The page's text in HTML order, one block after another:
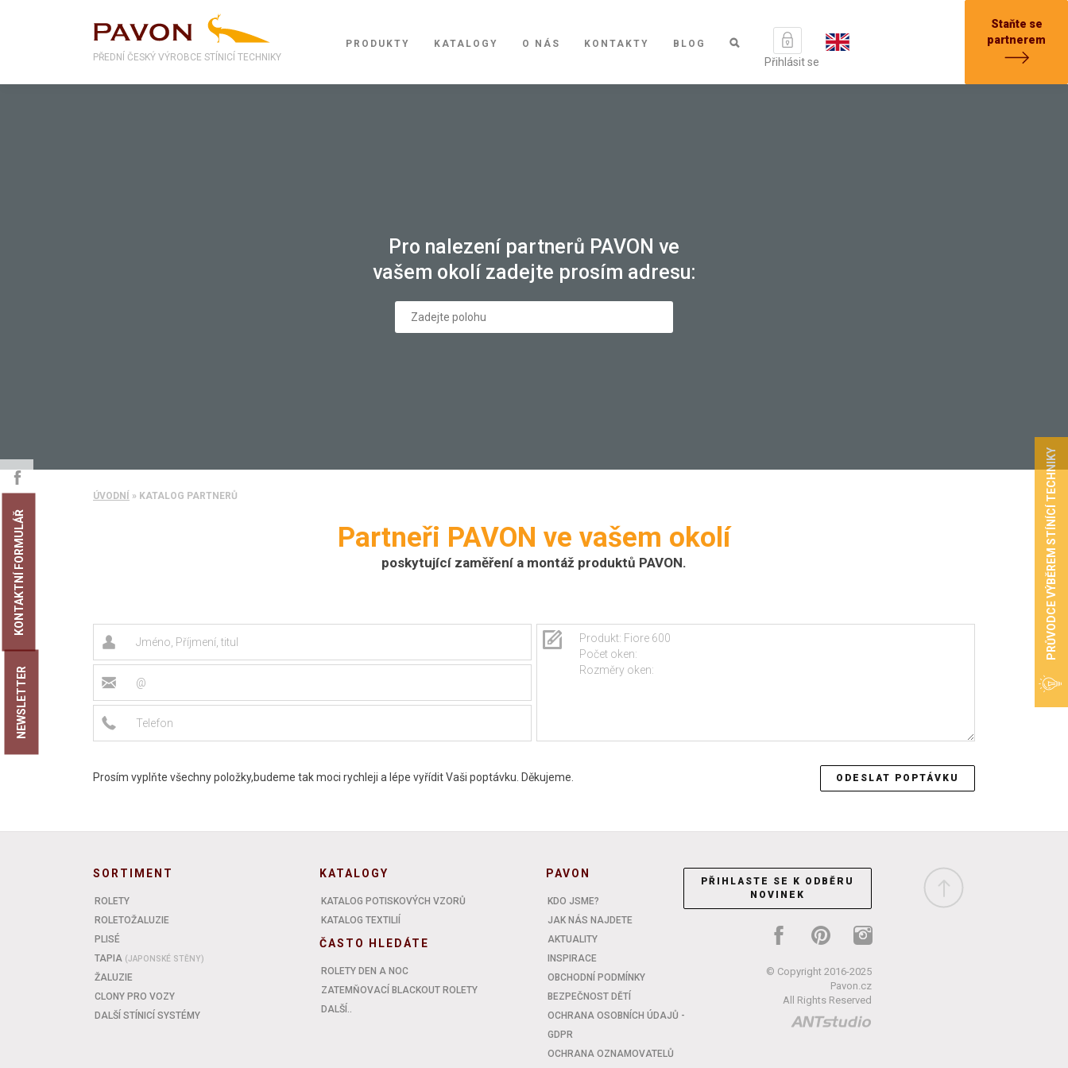
Staňte se
partnerem
PŘEDNÍ ČESKÝ VÝROBCE STÍNICÍ TECHNIKY
PRODUKTY KATALOGY O NÁS KONTAKTY BLOG
Přihlásit se
Pro nalezení partnerů PAVON ve
vašem okolí zadejte prosím adresu:
ÚVODNÍ » KATALOG PARTNERŮ
Partneři PAVON ve vašem okolí
poskytující zaměření a montáž produktů PAVON.
Prosím vyplňte všechny položky,budeme tak moci rychleji a lépe vyřídit Vaši poptávku. Děkujeme.
SORTIMENT
ROLETY
ROLETOŽALUZIE
PLISÉ
TAPIA (JAPONSKÉ STĚNY)
ŽALUZIE
CLONY PRO VOZY
DALŠÍ STÍNICÍ SYSTÉMY
KATALOGY
KATALOG POTISKOVÝCH VZORŮ
KATALOG TEXTILIÍ
ČASTO HLEDÁTE
ROLETY DEN A NOC
ZATEMŇOVACÍ BLACKOUT ROLETY
DALŠÍ..
PAVON
KDO JSME?
JAK NÁS NAJDETE
AKTUALITY
INSPIRACE
OBCHODNÍ PODMÍNKY
BEZPEČNOST DĚTÍ
OCHRANA OSOBNÍCH ÚDAJŮ -
GDPR
OCHRANA OZNAMOVATELŮ
PŘIHLASTE SE K ODBĚRU
NOVINEK
© Copyright 2016-2025
Pavon.cz
All Rights Reserved
KONTAKTNÍ FORMULÁŘ
NEWSLETTER
PRŮVODCE VÝBĚREM STÍNÍCÍ TECHNIKY